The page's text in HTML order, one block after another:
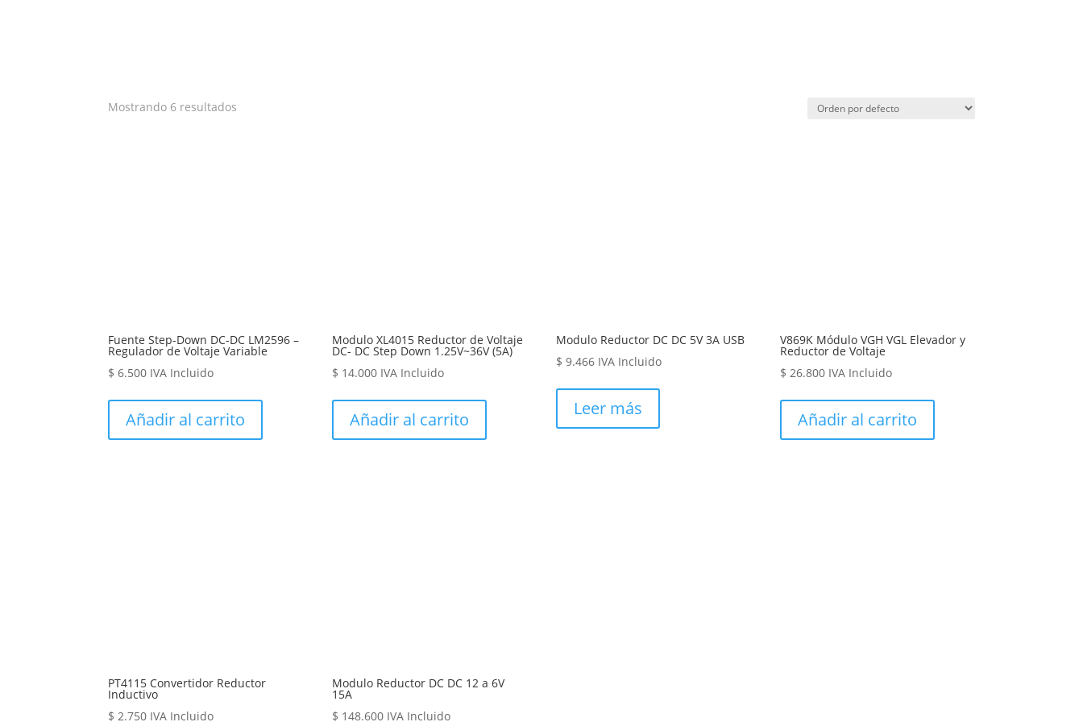
Mostrando 6 resultados
Fuente Step-Down DC-DC LM2596 –
Regulador de Voltaje Variable
$ 6.500 IVA Incluido
Añadir al carrito
Modulo XL4015 Reductor de Voltaje
DC- DC Step Down 1.25V~36V (5A)
$ 14.000 IVA Incluido
Añadir al carrito
Modulo Reductor DC DC 5V 3A USB
$ 9.466 IVA Incluido
Leer más
V869K Módulo VGH VGL Elevador y
Reductor de Voltaje
$ 26.800 IVA Incluido
Añadir al carrito
PT4115 Convertidor Reductor
Inductivo
$ 2.750 IVA Incluido
Modulo Reductor DC DC 12 a 6V
15A
$ 148.600 IVA Incluido